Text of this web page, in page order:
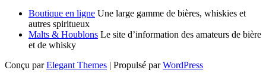
Boutique en ligne Une large gamme de bières, whiskies et
autres spiritueux
Malts & Houblons Le site d’information des amateurs de bière
et de whisky
Conçu parElegant Themes | Propulsé parWordPress